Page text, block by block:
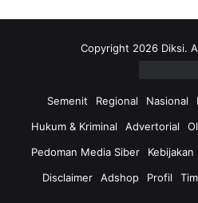
Copyright 2026 Diksi.
Semenit Regional Nasional
Hukum & Kriminal
Advertorial
Pedoman Media Siber
Kebijakan
Disclaimer
Adshop Profil